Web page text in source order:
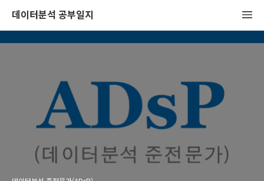
데이터분석 공부일지